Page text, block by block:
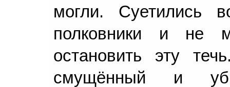
могли. Суетились
полковники и не
остановить эту
смущённый и